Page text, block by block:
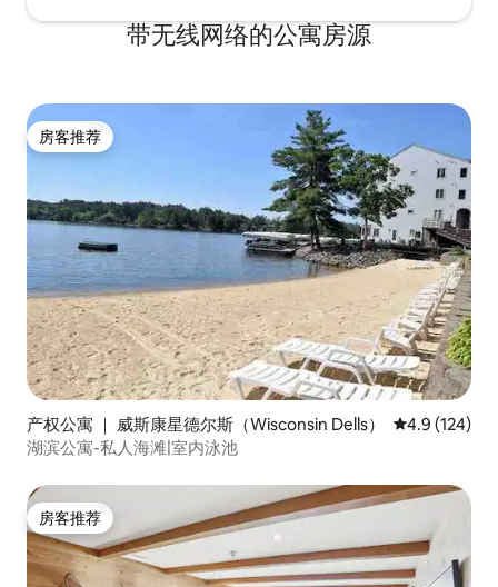
带无线网络的公寓房源
房客推荐
房客推荐
产权公寓 ｜ 威斯康星德尔斯（Wisconsin Dells） 平均评分 4.9
4.9 (124)
湖滨公寓-私人海滩|室内泳池
房客推荐
房客推荐